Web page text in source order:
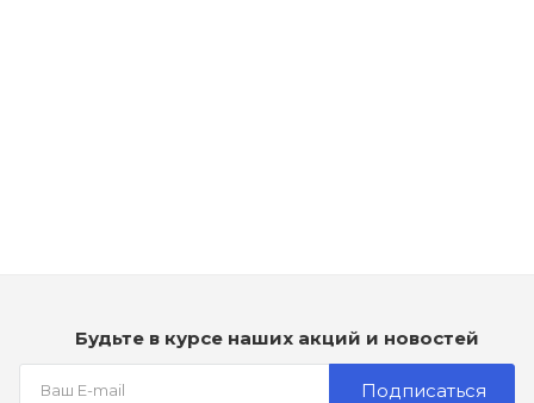
Будьте в курсе наших акций и новостей
Подписаться